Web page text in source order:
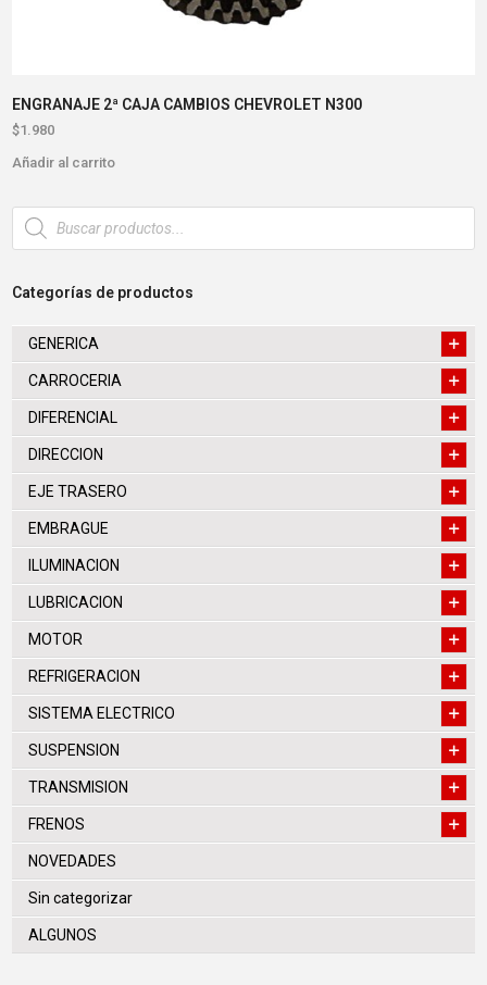
ENGRANAJE 2ª CAJA CAMBIOS CHEVROLET N300
$1.980
Añadir al carrito
Búsqueda
de
productos
Categorías de productos
GENERICA
CARROCERIA
DIFERENCIAL
DIRECCION
EJE TRASERO
EMBRAGUE
ILUMINACION
LUBRICACION
MOTOR
REFRIGERACION
SISTEMA ELECTRICO
SUSPENSION
TRANSMISION
FRENOS
NOVEDADES
Sin categorizar
ALGUNOS